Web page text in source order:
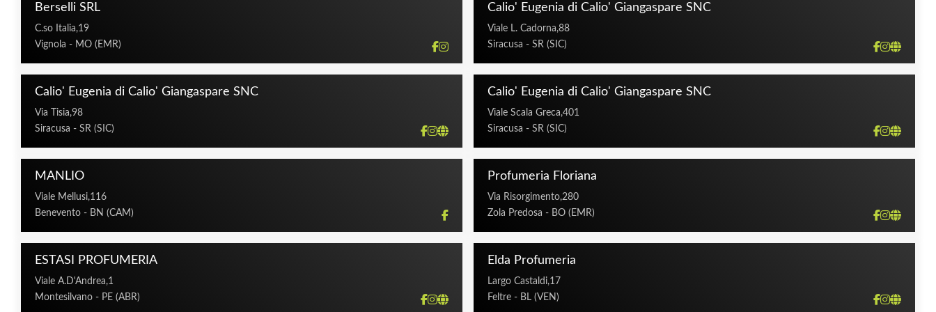
SICILIA, PANAREA, PEPE JEANS, PERRIS, POLICE, PROFUMO DI FIRENZE 1954, PUPA, QSTUDIO MAKE UP, REGALIEN, REMINISCENCE, REPORTER, ROCCOBAROCCO,
ROSE & CO MANCHESTER, SABRINA CARPENTER, SALUM, SHISEIDO, SODINI, SPEZIERIA DI SAN MARCO, TABAC ORIGINAL, TEAOLOGY, THE HOUSE OFF OUD, THE
Bellissima di Gavazzi Valentina
Corso Italia 202
San Giovanni Valdarno, AR
Lunedì:
CHIUSO
Martedì:
10:00 - 13:00
16:00 - 20:00
ZADIG&VOLTAIRE
Berselli SRL
C.so Italia,19
Vignola - MO (EMR)
Calio' Eugenia di Calio' Giangaspare SNC
Viale L. Cadorna,88
Siracusa - SR (SIC)
Calio' Eugenia di Calio' Giangaspare SNC
Via Tisia,98
Siracusa - SR (SIC)
Calio' Eugenia di Calio' Giangaspare SNC
Viale Scala Greca,401
Siracusa - SR (SIC)
MANLIO
Viale Mellusi,116
Benevento - BN (CAM)
Profumeria Floriana
Via Risorgimento,280
Zola Predosa - BO (EMR)
ESTASI PROFUMERIA
Viale A.D'Andrea,1
Montesilvano - PE (ABR)
Elda Profumeria
Largo Castaldi,17
Feltre - BL (VEN)